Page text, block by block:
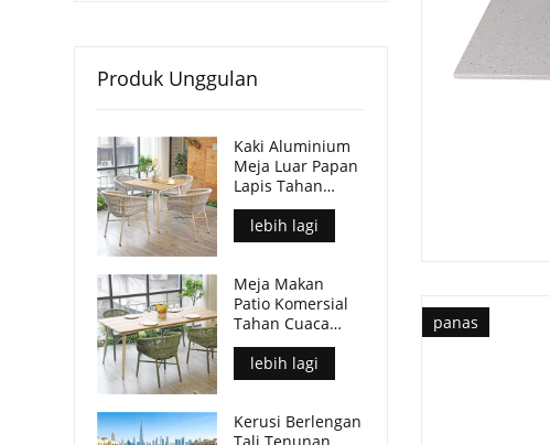
panas
Produk Unggulan
Kaki Aluminium
Meja Luar Papan
Lapis Tahan
Lama Kalis Air
Untuk Tempat
Komersial
lebih lagi
Meja Makan
Patio Komersial
Tahan Cuaca
Kaki Aluminium
Atas Meja Papan
Lapis
lebih lagi
Kerusi Berlengan